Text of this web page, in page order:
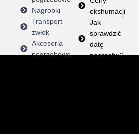
Nagrobki
Transport
zwłok
Akcesoria
pogrzebowe
ekshumacji
Jak
sprawdzić
datę
pogrzebu?